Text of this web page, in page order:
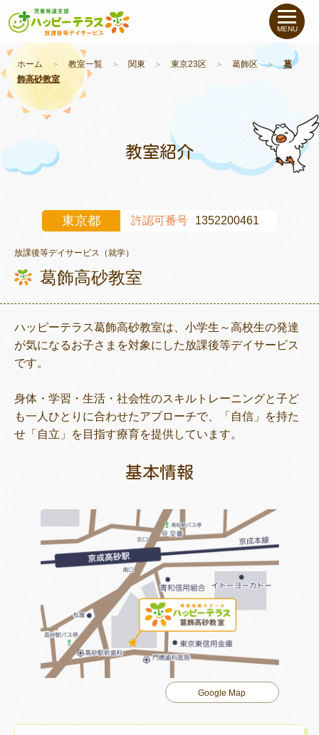
私たちについて
未就学のお子さま （０〜６才）
小学生〜高校生の
教室一覧
ご利用について
MENU
ホーム ＞ 教室一覧 ＞ 関東 ＞ 東京23区 ＞ 葛飾区＞葛
飾高砂教室
教室紹介
東京都 許認可番号 1352200461
放課後等デイサービス（就学）
葛飾高砂教室
ハッピーテラス葛飾高砂教室は、小学生～高校生の発達
が気になるお子さまを対象にした放課後等デイサービス
です。
身体・学習・生活・社会性のスキルトレーニングと子ど
も一人ひとりに合わせたアプローチで、「自信」を持た
せ「自立」を目指す療育を提供しています。
基本情報
Google Map